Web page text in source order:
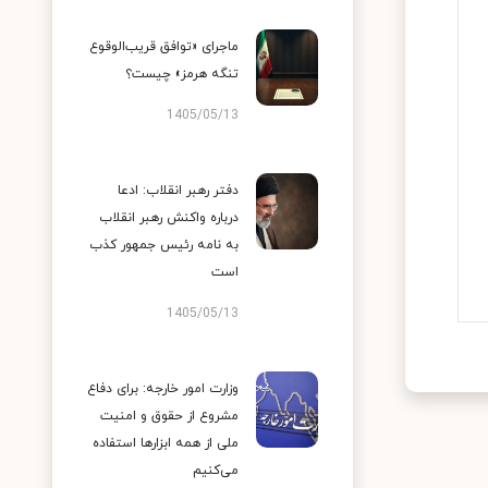
ماجرای «توافق قریب‌الوقوع
تنگه هرمز» چیست؟
1405/05/13
دفتر رهبر انقلاب: ادعا
درباره واکنش رهبر انقلاب
به نامه رئیس جمهور کذب
است
1405/05/13
وزارت امور خارجه: برای دفاع
مشروع از حقوق و امنیت
ملی از همه ابزارها استفاده
می‌کنیم